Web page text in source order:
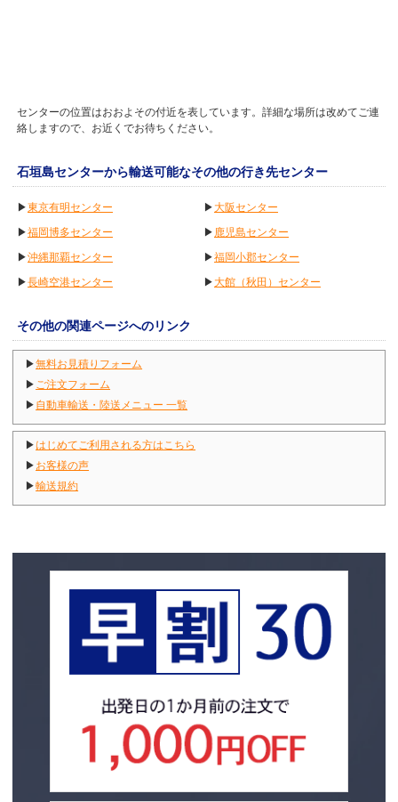
センターの位置はおおよその付近を表しています。詳細な場所は改めてご連
絡しますので、お近くでお待ちください。
石垣島センターから輸送可能なその他の行き先センター
▶東京有明センター ▶大阪センター
▶福岡博多センター ▶ 鹿児島センター
▶沖縄那覇センター ▶福岡小郡センター
▶長崎空港センター ▶大館（秋田）センター
その他の関連ページへのリンク
▶無料お見積りフォーム
▶ ご注文フォーム
▶ 自動車輸送・陸送メニュー 一覧
▶はじめてご利用される方はこちら
▶ お客様の声
▶輸送規約